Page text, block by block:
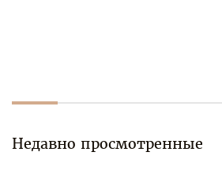
Недавно просмотренные